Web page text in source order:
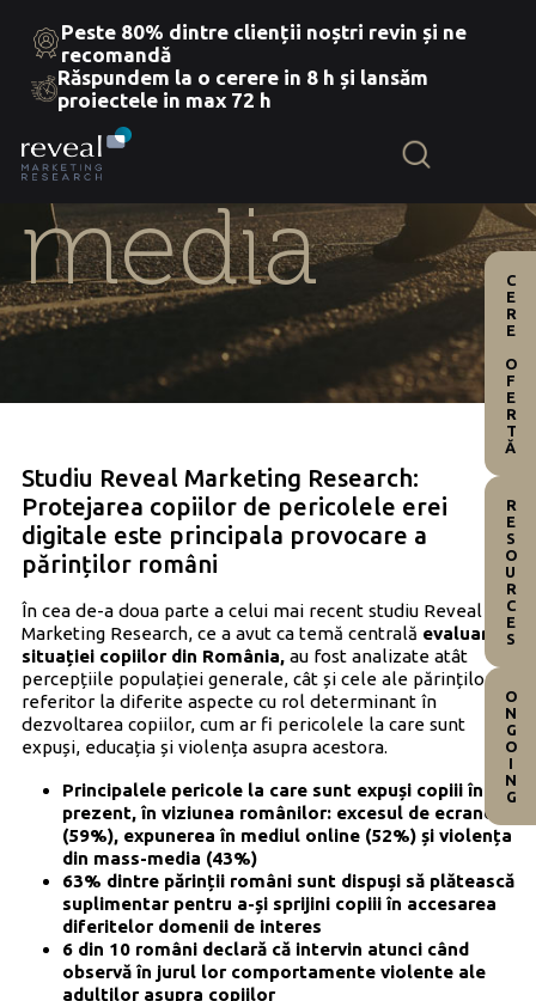
Skip
the
content
Peste 80% dintre clienții noștri revin și ne
recomandă
Răspundem la o cerere in 8 h și lansăm
proiectele in max 72 h
media
Studiu Reveal Marketing Research:
Protejarea copiilor de pericolele erei
digitale este principala provocare a
părinților români
În cea de-a doua parte a celui mai recent studiu Reveal
Marketing Research, ce a avut ca temă centrală evaluarea
situației copiilor din România,au fost analizate atât
percepțiile populației generale, cât și cele ale părinților
referitor la diferite aspecte cu rol determinant în
dezvoltarea copiilor, cum ar fi pericolele la care sunt
expuși, educația și violența asupra acestora.
Principalele pericole la care sunt expuși copiii în
prezent, în viziunea românilor: excesul de ecrane
(59%), expunerea în mediul online (52%) și violența
din mass-media (43%)
63% dintre părinții români sunt dispuși să plătească
suplimentar pentru a-și sprijini copiii în accesarea
diferitelor domenii de interes
6 din 10 români declară că intervin atunci când
observă în jurul lor comportamente violente ale
adulților asupra copiilor
CERE OFERTĂ
RESOURCES
ONGOING